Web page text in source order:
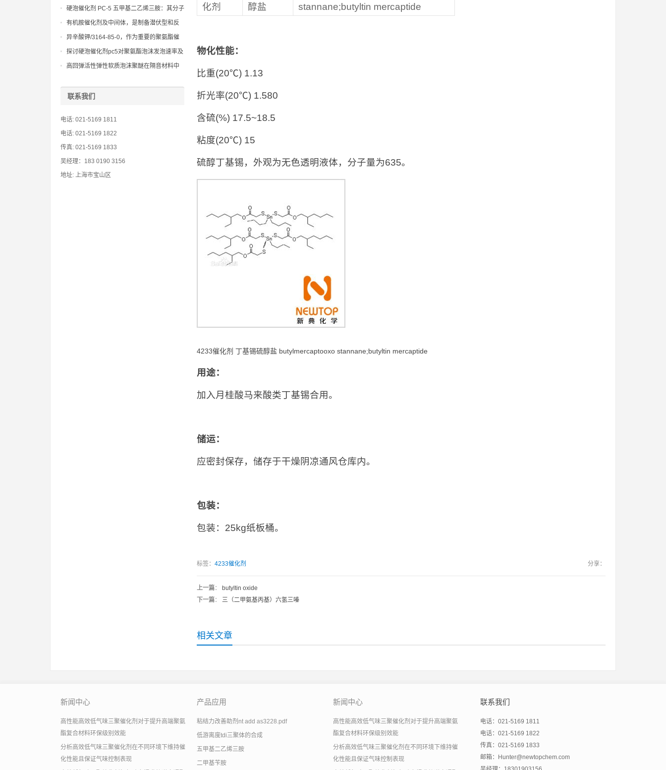
化剂
醇盐
stannane;butyltin mercaptide
物化性能：
比重(20℃) 1.13
折光率(20℃) 1.580
含硫(%) 17.5~18.5
粘度(20℃) 15
硫醇丁基锡，外观为无色透明液体，分子量为635。
4233催化剂 丁基锡硫醇盐 butylmercaptooxo stannane;butyltin mercaptide
用途：
加入月桂酸马来酸类丁基锡合用。
储运：
应密封保存，储存于干燥阴凉通风仓库内。
包装：
包装：25kg纸板桶。
标签： 4233催化剂 分享：
上一篇： butyltin oxide
下一篇： 三（二甲氨基丙基）六氢三嗪
相关文章
隐患
硬泡催化剂 PC-5 五甲基二乙烯三胺：其分子
结构中的多个叔胺基团赋予了其强大的催化
活性，特别适用于高水份和低指数的硬泡配
有机胺催化剂及中间体，是制备潜伏型和反
应型催化剂的基础原料
异辛酸钾/3164-85-0，作为重要的聚氨酯催
化剂，助力建筑节能和环保事业
探讨硬泡催化剂pc5对聚氨酯泡沫发泡速率及
闭孔率的影响
高回弹活性弹性软质泡沫聚醚在隔音材料中
联系我们
电话: 021-5169 1811
电话: 021-5169 1822
传真: 021-5169 1833
吴经理：183 0190 3156
地址: 上海市宝山区
新闻中心
高性能高效低气味三聚催化剂对于提升高端聚氨
酯复合材料环保级别效能
分析高效低气味三聚催化剂在不同环境下维持催
化性能且保证气味控制表现
产品应用
粘结力改善助剂nt add as3228.pdf
低游离度tdi三聚体的合成
五甲基二乙烯三胺
二甲基苄胺
新闻中心
高性能高效低气味三聚催化剂对于提升高端聚氨
酯复合材料环保级别效能
分析高效低气味三聚催化剂在不同环境下维持催
化性能且保证气味控制表现
联系我们
电话：021-5169 1811
电话：021-5169 1822
传真：021-5169 1833
邮箱：Hunter@newtopchem.com